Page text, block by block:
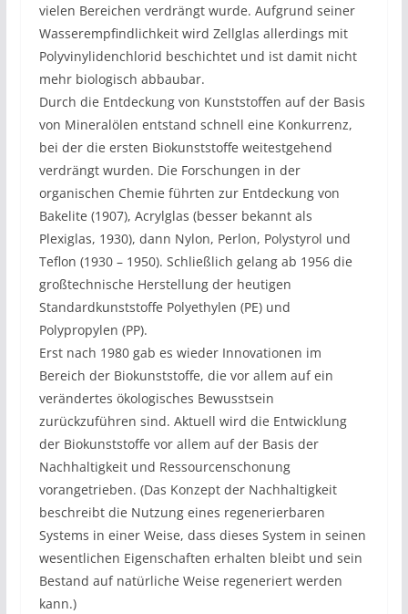
vielen Bereichen verdrängt wurde. Aufgrund seiner
Wasserempfindlichkeit wird Zellglas allerdings mit
Polyvinylidenchlorid beschichtet und ist damit nicht
mehr biologisch abbaubar.
Durch die Entdeckung von Kunststoffen auf der Basis
von Mineralölen entstand schnell eine Konkurrenz,
bei der die ersten Biokunststoffe weitestgehend
verdrängt wurden. Die Forschungen in der
organischen Chemie führten zur Entdeckung von
Bakelite (1907), Acrylglas (besser bekannt als
Plexiglas, 1930), dann Nylon, Perlon, Polystyrol und
Teflon (1930 – 1950). Schließlich gelang ab 1956 die
großtechnische Herstellung der heutigen
Standardkunststoffe Polyethylen (PE) und
Polypropylen (PP).
Erst nach 1980 gab es wieder Innovationen im
Bereich der Biokunststoffe, die vor allem auf ein
verändertes ökologisches Bewusstsein
zurückzuführen sind. Aktuell wird die Entwicklung
der Biokunststoffe vor allem auf der Basis der
Nachhaltigkeit und Ressourcenschonung
vorangetrieben. (Das Konzept der Nachhaltigkeit
beschreibt die Nutzung eines regenerierbaren
Systems in einer Weise, dass dieses System in seinen
wesentlichen Eigenschaften erhalten bleibt und sein
Bestand auf natürliche Weise regeneriert werden
kann.)